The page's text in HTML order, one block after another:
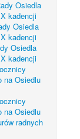
Osiedla
kadencji
Osiedla
kadencji
Osiedla
kadencji
na Osiedlu
na Osiedlu
radnych